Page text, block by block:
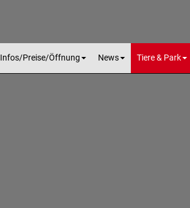
Infos/Preise/Öffnung News Tiere & Park